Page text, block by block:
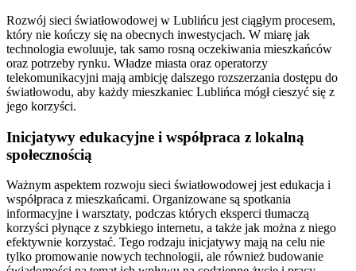
Rozwój sieci światłowodowej w Lublińcu jest ciągłym procesem,
który nie kończy się na obecnych inwestycjach. W miarę jak
technologia ewoluuje, tak samo rosną oczekiwania mieszkańców
oraz potrzeby rynku. Władze miasta oraz operatorzy
telekomunikacyjni mają ambicję dalszego rozszerzania dostępu do
światłowodu, aby każdy mieszkaniec Lublińca mógł cieszyć się z
jego korzyści.
Inicjatywy edukacyjne i współpraca z lokalną
społecznością
Ważnym aspektem rozwoju sieci światłowodowej jest edukacja i
współpraca z mieszkańcami. Organizowane są spotkania
informacyjne i warsztaty, podczas których eksperci tłumaczą
korzyści płynące z szybkiego internetu, a także jak można z niego
efektywnie korzystać. Tego rodzaju inicjatywy mają na celu nie
tylko promowanie nowych technologii, ale również budowanie